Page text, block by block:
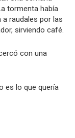
tormenta había
a raudales por las
sirviendo café.
con una
es lo que quería